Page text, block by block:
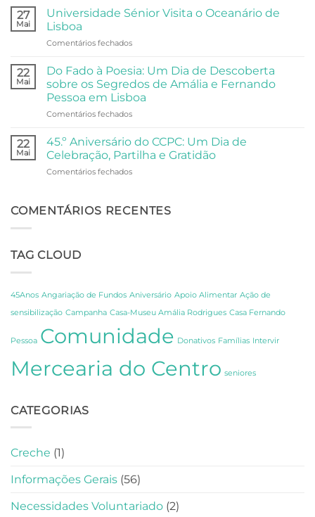
de
e
e
Visita
Universidade
Sénior
Palácio
Anjos
27
Mai
Universidade Sénior Visita o Oceanário de
Lisboa
Comentários fechadosem
Sénior
Visita
o
Oceanário
de
22
Mai
Do Fado à Poesia: Um Dia de Descoberta
sobre os Segredos de Amália e Fernando
Pessoa em Lisboa
Comentários fechadosem
Fado
à
Poesia:
Um
Descoberta
Fernando
em
Lisboa
22
Mai
45.º Aniversário do CCPC: Um Dia de
Celebração, Partilha e Gratidão
Comentários fechadosem
do
e
COMENTÁRIOS RECENTES
TAG CLOUD
45Anos Angariação de Fundos Aniversário Apoio Alimentar Ação de
sensibilização Campanha Casa-Museu Amália Rodrigues Casa Fernando
Pessoa Comunidade Donativos Famílias Intervir
Mercearia do Centro seniores
CATEGORIAS
Creche (1)
Informações Gerais (56)
Necessidades Voluntariado (2)